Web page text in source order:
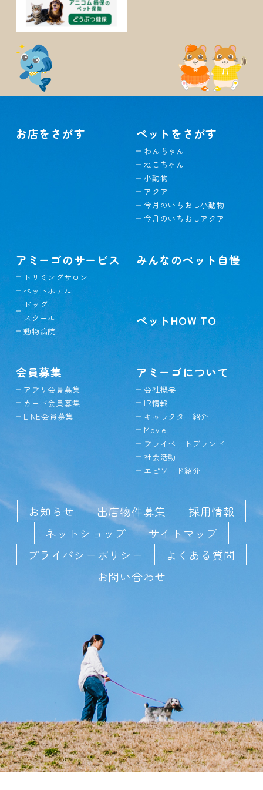
お店をさがす ペットをさがす
わんちゃん
ねこちゃん
小動物
アクア
今月のいちおし小動物
今月のいちおしアクア
アミーゴのサービス
トリミングサロン
ペットホテル
ドッグ
スクール
動物病院
みんなのペット自慢
ペットHOW TO
会員募集
アプリ会員募集
カード会員募集
LINE会員募集
アミーゴについて
会社概要
IR情報
キャラクター紹介
Movie
プライベートブランド
社会活動
エピソード紹介
お知らせ 出店物件募集
採用情報
ネットショップ
サイトマップ
プライバシーポリシー
よくある質問
お問い合わせ